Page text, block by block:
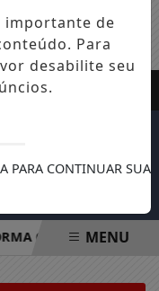
OFERECE ESCUTA
MENU
importante de
Para
desabilite seu
PARA CONTINUAR SUA